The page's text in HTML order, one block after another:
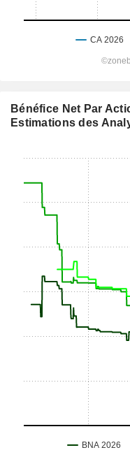
Bénéfice Net Par
Estimations des